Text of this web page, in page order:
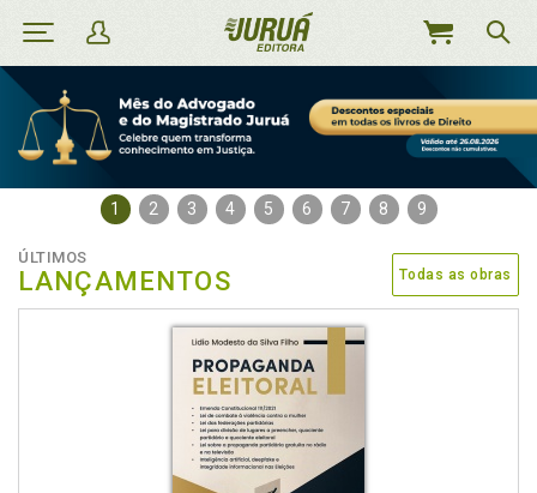
MEU
1 2 3 4 5 6 7 8 9
ÚLTIMOS
LANÇAMENTOS Todas as obras